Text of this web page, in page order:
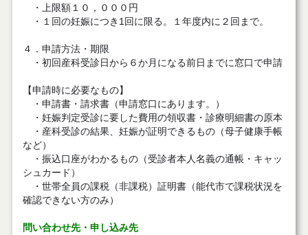
・上限額１０，０００円
・１回の妊娠につき1回に限る。１年度内に２回まで。
４．申請方法・期限
・初回産科受診日から６か月になる前日までに窓口で申請
【申請時に必要なもの】
・申請書・請求書（申請窓口にあります。）
・妊娠判定受診に要した費用の領収書・診療明細書の原本
・産科受診の結果、妊娠が証明できるもの（母子健康手帳
など）
・振込口座がわかるもの（受診者本人名義の通帳・キャッ
シュカード）
・世帯全員の課税（非課税）証明書（能代市で課税状況を
確認できない方のみ）
問い合わせ先・申し込み先